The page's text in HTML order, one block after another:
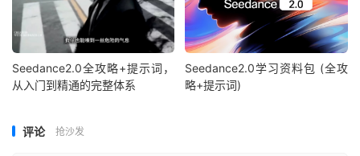
Seedance2.0全攻略+提示词，
从入门到精通的完整体系
Seedance2.0学习资料包 (全攻
略+提示词)
评论 抢沙发